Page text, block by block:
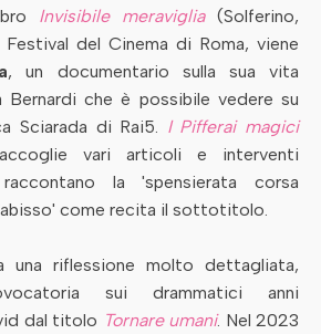
Invisibile meraviglia(Solferino,
Festival del Cinema di Roma, viene
, un documentario sulla sua vita
Bernardi che è possibile vedere su
Sciarada di Rai5. I Pifferai magici
vari articoli e interventi
la 'spensierata corsa
come recita il sottotitolo.
una riflessione molto dettagliata,
sui drammatici anni
dal titolo Tornare umani. Nel 2023